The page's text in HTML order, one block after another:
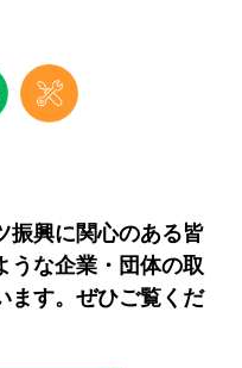
振興に関心のある皆
うな企業・団体の取
ます。ぜひご覧くだ